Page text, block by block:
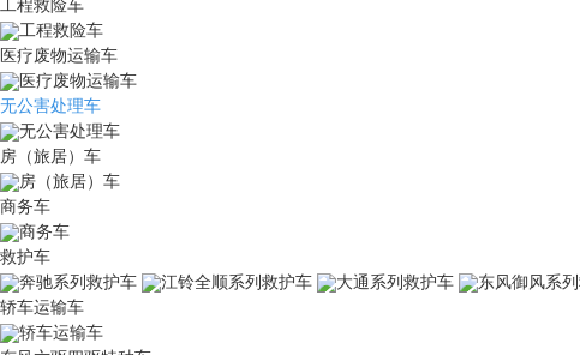
工程救险车
医疗废物运输车
医疗废物运输车
无公害处理车
无公害处理车
房（旅居）车
房（旅居）车
商务车
商务车
救护车
奔驰系列救护车
江铃全顺系列救护车 大通系列救护车 东风御风系
轿车运输车
轿车运输车